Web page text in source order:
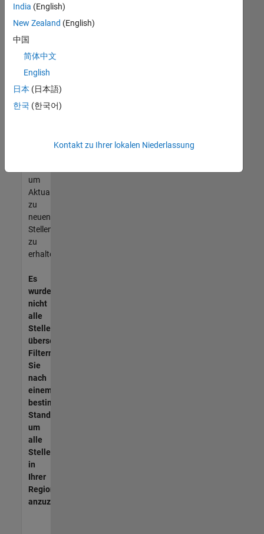
offenen
Stellen
können,
die
Ihren
entsprechen,
werden
unseres
um
Aktualisierungen
zu
neuen
Stellenangeboten
zu
erhalten.
Es
wurden
nicht
alle
Stellen
übersetzt.
Filtern
Sie
nach
einem
bestimmten
Standort,
um
alle
Stellenangebote
in
Ihrer
Region
anzuzeigen.
India (English)
New Zealand (English)
中国
简体中文
English
日本 (日本語)
한국 (한국어)
Kontakt zu Ihrer lokalen Niederlassung